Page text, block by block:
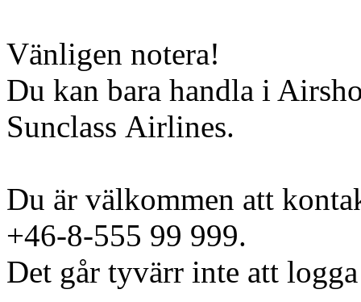
Vänligen notera!
Du kan bara handla i
Sunclass Airlines.
Du är välkommen att
+46-8-555 99 999.
Det går tyvärr inte att